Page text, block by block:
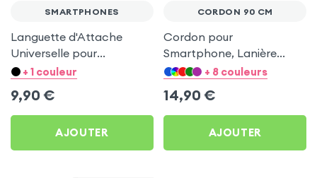
SMARTPHONES
Languette d'Attache
Universelle pour
Téléphone, Compatible
+ 1 couleur
9,90 €
AJOUTER
CORDON 90 CM
Cordon pour
Smartphone, Lanière
Réglable Compatibilité
Noir
+ 8 couleurs
14,90 €
AJOUTER